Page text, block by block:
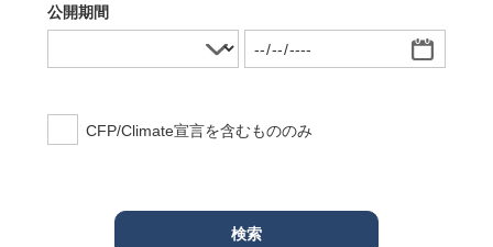
公開期間
CFP/Climate宣言を含むもののみ